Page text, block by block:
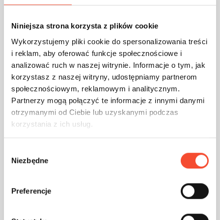
Niniejsza strona korzysta z plików cookie
Wykorzystujemy pliki cookie do spersonalizowania treści
i reklam, aby oferować funkcje społecznościowe i
analizować ruch w naszej witrynie. Informacje o tym, jak
korzystasz z naszej witryny, udostępniamy partnerom
społecznościowym, reklamowym i analitycznym.
Partnerzy mogą połączyć te informacje z innymi danymi
otrzymanymi od Ciebie lub uzyskanymi podczas
korzystania z ich usług.
Niezbędne
Preferencje
Stojak na rowery Urban